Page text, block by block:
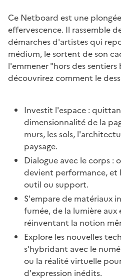
Ce Netboard est une
effervescence. Il rassemble
démarches d'artistes qui
médium, le sortent de son
l'emmener "hors des sentiers
découvrirez comment le
Investit l'espace :
dimensionnalité de la
murs, les sols,
paysage.
Dialogue avec le corps :
devient performance, et
outil ou support.
S'empare de matériaux
fumée, de la lumière aux
réinventant la notion
Explore les nouvelles
s'hybridant avec le
ou la réalité virtuelle
d'expression inédits.